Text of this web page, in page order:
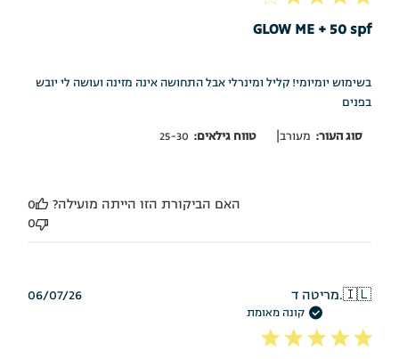
GLOW ME + 50 spf
בשימוש יומיומי! קליל ומינרלי אבל התחושה אינה מזינה ועושה לי יובש
בפנים
סוג העור: מעורב| טווח גילאים: 25-30
האם הביקורת הזו הייתה מועילה?
0
0
🇮🇱מריטה ד.
קונה מאומת
תאריך
06/07/26